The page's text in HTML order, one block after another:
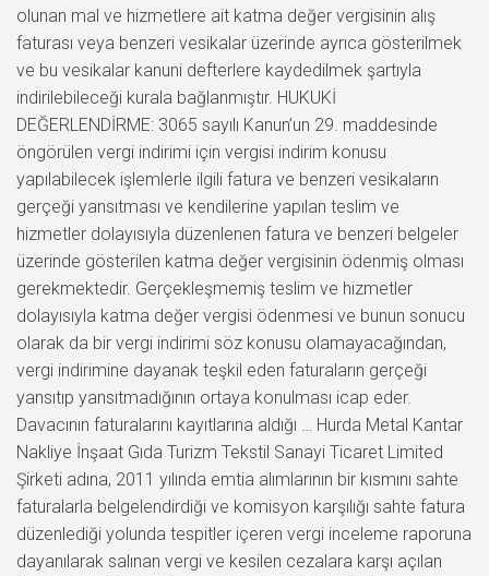
olunan mal ve hizmetlere ait katma değer vergisinin alış
faturası veya benzeri vesikalar üzerinde ayrıca gösterilmek
ve bu vesikalar kanuni defterlere kaydedilmek şartıyla
indirilebileceği kurala bağlanmıştır. HUKUKİ
DEĞERLENDİRME: 3065 sayılı Kanun’un 29. maddesinde
öngörülen vergi indirimi için vergisi indirim konusu
yapılabilecek işlemlerle ilgili fatura ve benzeri vesikaların
gerçeği yansıtması ve kendilerine yapılan teslim ve
hizmetler dolayısıyla düzenlenen fatura ve benzeri belgeler
üzerinde gösterilen katma değer vergisinin ödenmiş olması
gerekmektedir. Gerçekleşmemiş teslim ve hizmetler
dolayısıyla katma değer vergisi ödenmesi ve bunun sonucu
olarak da bir vergi indirimi söz konusu olamayacağından,
vergi indirimine dayanak teşkil eden faturaların gerçeği
yansıtıp yansıtmadığının ortaya konulması icap eder.
Davacının faturalarını kayıtlarına aldığı … Hurda Metal Kantar
Nakliye İnşaat Gıda Turizm Tekstil Sanayi Ticaret Limited
Şirketi adına, 2011 yılında emtia alımlarının bir kısmını sahte
faturalarla belgelendirdiği ve komisyon karşılığı sahte fatura
düzenlediği yolunda tespitler içeren vergi inceleme raporuna
dayanılarak salınan vergi ve kesilen cezalara karşı açılan